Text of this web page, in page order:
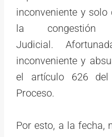
inconveniente y
la
Judicial.
inconveniente y
el artículo 626 del
Proceso.
Por esto, a la fecha,